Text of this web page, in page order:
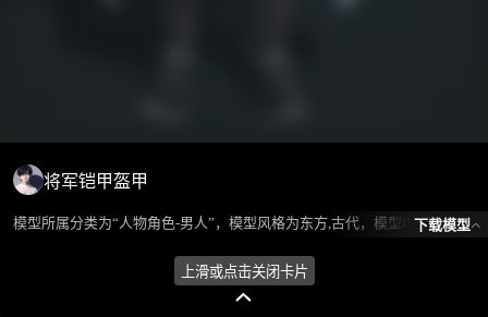
将军铠甲盔甲
模型所属分类为“人物角色-男人”，模型风格为东方,古代，模型ID为102386，本模型由设计师 ℒℴѵℯ蓝色的梦এ⁵²º᭄এ 在2024-10-08 09:45:30上传，含.fbx，.gltf相关源文件下载格式，点数为9823，面数为13736，材质数为4，贴图数为4，CG美术之家持续为您更新与数字孪生、影视动画和游戏VR等相关优质资源。
下载模型
上滑或点击关闭卡片